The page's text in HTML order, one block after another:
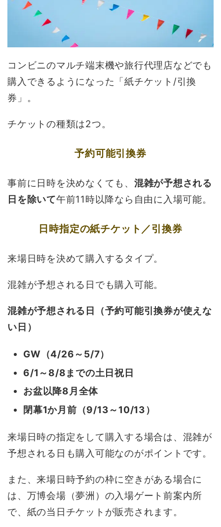
コンビニのマルチ端末機や旅行代理店などでも
購入できるようになった「紙チケット/引換
券」。
チケットの種類は2つ。
予約可能引換券
事前に日時を決めなくても、 混雑が予想される
日を除いて午前11時以降なら自由に入場可能。
日時指定の紙チケット／引換券
来場日時を決めて購入するタイプ。
混雑が予想される日でも購入可能。
混雑が予想される日（予約可能引換券が使えな
い日）
GW（4/26～5/7）
6/1～8/8までの土日祝日
お盆以降8月全体
閉幕1か月前（9/13～10/13）
来場日時の指定をして購入する場合は、混雑が
予想される日も購入可能なのがポイントです。
また、来場日時予約の枠に空きがある場合に
は、万博会場（夢洲）の入場ゲート前案内所
で、紙の当日チケットが販売されます。